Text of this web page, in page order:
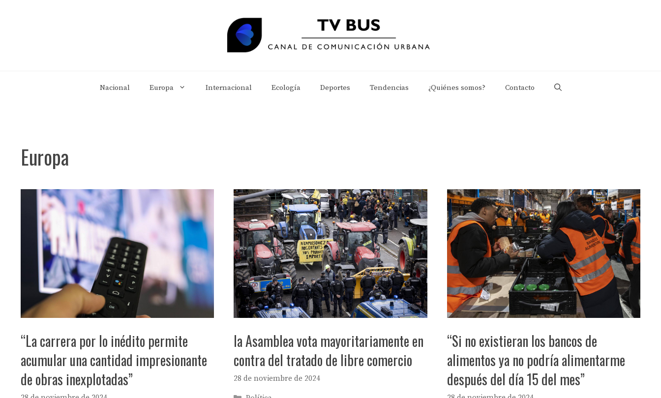
Nacional Europa Internacional Ecología Deportes Tendencias ¿Quiénes somos? Contacto
Europa
“La carrera por lo inédito permite
acumular una cantidad impresionante
de obras inexplotadas”
la Asamblea vota mayoritariamente en
contra del tratado de libre comercio
28 de noviembre de 2024
“Si no existieran los bancos de
alimentos ya no podría alimentarme
después del día 15 del mes”